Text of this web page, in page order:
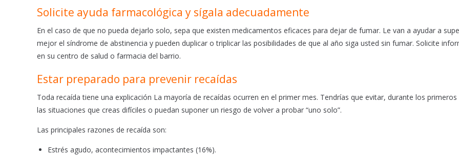
Solicite ayuda farmacológica y sígala adecuadamente
En el caso de que no pueda dejarlo solo, sepa que existen medicamentos eficaces para dejar de fumar. Le van a ayudar a
mejor el síndrome de abstinencia y pueden duplicar o triplicar las posibilidades de que al año siga usted sin fumar. Solicite
en su centro de salud o farmacia del barrio.
Estar preparado para prevenir recaídas
Toda recaída tiene una explicación La mayoría de recaídas ocurren en el primer mes. Tendrías que evitar, durante los primeros
las situaciones que creas difíciles o puedan suponer un riesgo de volver a probar “uno solo”.
Las principales razones de recaída son:
Estrés agudo, acontecimientos impactantes (16%).